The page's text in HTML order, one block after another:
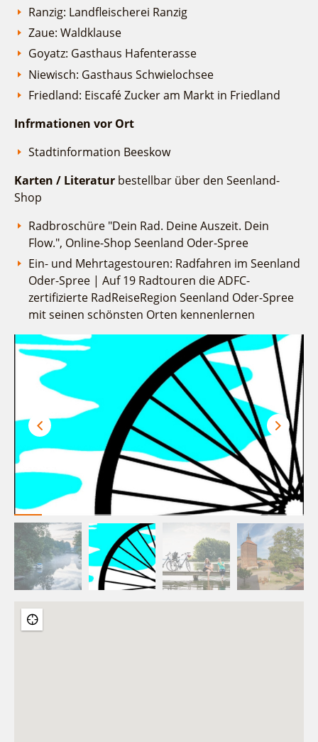
Ranzig: Landfleischerei Ranzig
Zaue: Waldklause
Goyatz: Gasthaus Hafenterasse
Niewisch: Gasthaus Schwielochsee
Friedland: Eiscafé Zucker am Markt in Friedland
Infrmationen vor Ort
Stadtinformation Beeskow
Karten / Literatur bestellbar über den Seenland-
Shop
Radbroschüre "Dein Rad. Deine Auszeit. Dein
Flow.", Online-Shop Seenland Oder-Spree
Ein- und Mehrtagestouren: Radfahren im Seenland
Oder-Spree | Auf 19 Radtouren die ADFC-
zertifizierte RadReiseRegion Seenland Oder-Spree
mit seinen schönsten Orten kennenlernen